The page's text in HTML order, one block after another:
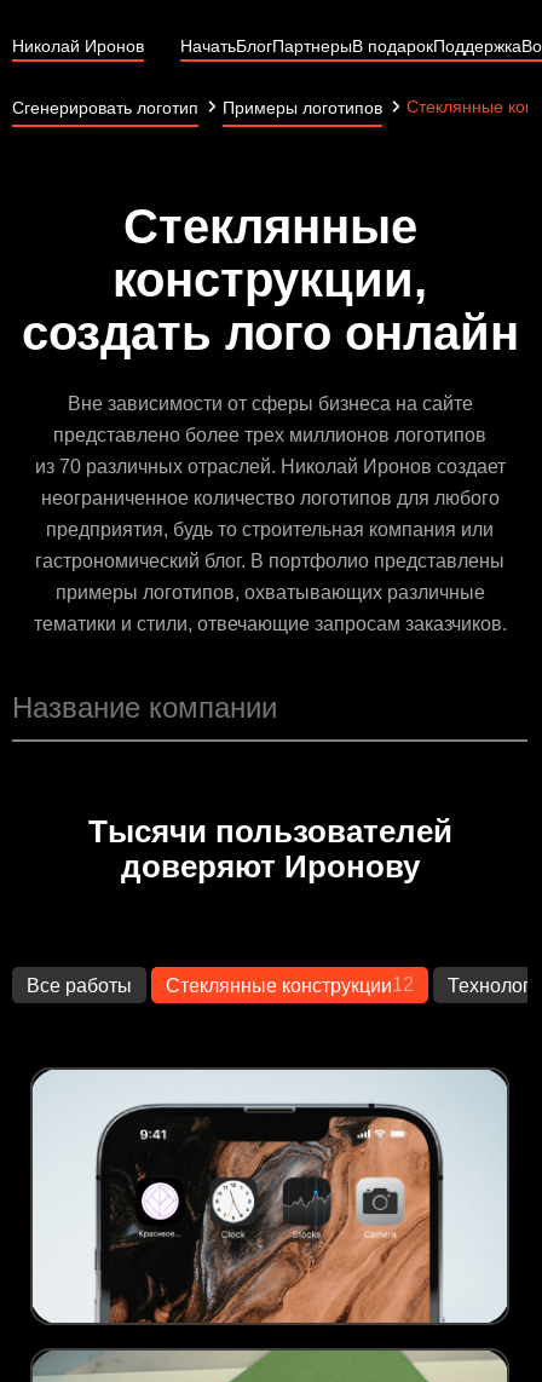
Николай Иронов НачатьБлогПартнерыВ подарокПоддержка
Сгенерировать логотип Примеры логотипов Стеклянные
Стеклянные
конструкции,
создать лого онлайн
Вне зависимости от сферы бизнеса на сайте
представлено более трех миллионов логотипов
из 70 различных отраслей. Николай Иронов создает
неограниченное количество логотипов для любого
предприятия, будь то строительная компания или
гастрономический блог. В портфолио представлены
примеры логотипов, охватывающих различные
тематики и стили, отвечающие запросам заказчиков.
Тысячи пользователей
доверяют Иронову
Все работы Стеклянные конструкции12